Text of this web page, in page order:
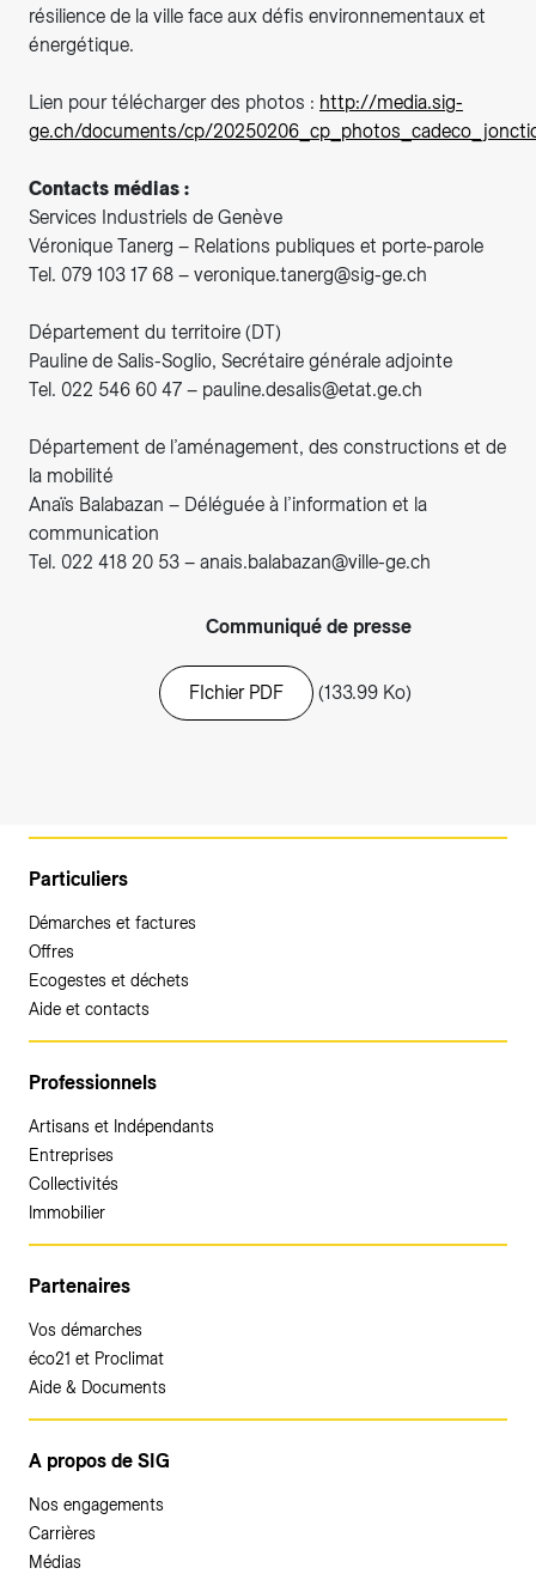
résilience de la ville face aux défis environnementaux et
énergétique.
Lien pour télécharger des photos : http://media.sig-
ge.ch/documents/cp/
Contacts médias :
Services Industriels de Genève
Véronique Tanerg – Relations publiques et porte-parole
Tel. 079 103 17 68 – veronique.tanerg@sig-ge.ch
Département du territoire (DT)
Pauline de Salis-Soglio, Secrétaire générale adjointe
Tel. 022 546 60 47 – pauline.desalis@etat.ge.ch
Département de l’aménagement, des constructions et de
la mobilité
Anaïs Balabazan – Déléguée à l’information et la
communication
Tel. 022 418 20 53 – anais.balabazan@ville-ge.ch
Communiqué de presse
FIchier PDF (133.99 Ko)
Particuliers
Démarches et factures
Offres
Ecogestes et déchets
Aide et contacts
Professionnels
Artisans et Indépendants
Entreprises
Collectivités
Immobilier
Partenaires
Vos démarches
éco21 et Proclimat
Aide & Documents
A propos de SIG
Nos engagements
Carrières
Médias